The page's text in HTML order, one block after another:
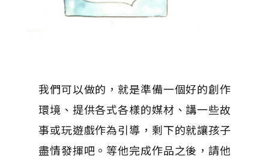
我們可以做的，就是準備一個好的創作
環境、提供各式各樣的媒材、講一些故
事或玩遊戲作為引導，剩下的就讓孩子
盡情發揮吧。等他完成作品之後，請他